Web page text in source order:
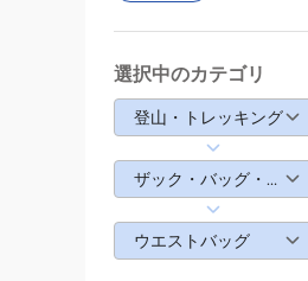
選択中のカテゴリ
登山・トレッキング
ザック・バッグ・ウォレット
ウエストバッグ